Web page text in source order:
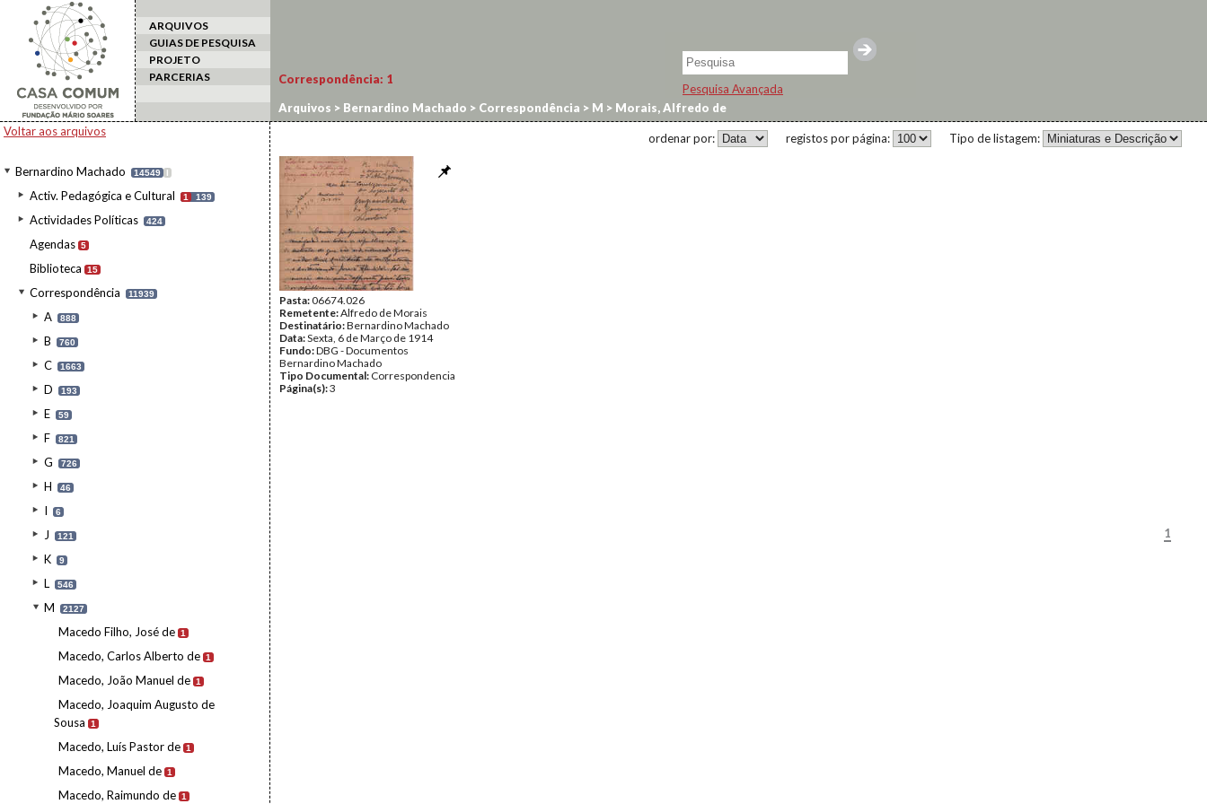
ARQUIVOS
GUIAS DE PESQUISA
PROJETO
PARCERIAS
Pesquisa Avançada
Voltar aos arquivos
Bernardino Machado 14549 I
Activ. Pedagógica e Cultural 1 139
Actividades Políticas 424
Agendas 5
Biblioteca 15
Correspondência 11939
A 888
B 760
C 1663
D 193
E 59
F 821
G 726
H 46
I 6
J 121
K 9
L 546
M 2127
Macedo Filho, José de 1
Macedo, Carlos Alberto de 1
Macedo, João Manuel de 1
Macedo, Joaquim Augusto de
Sousa
1
Macedo, Luís Pastor de 1
Macedo, Manuel de 1
Macedo, Raimundo de 1
Correspondência: 1
Arquivos > Bernardino Machado > Correspondência > M > Morais, Alfredo de
Tipo de listagem:
registos por página:
ordenar por:
Pasta:06674.026
Remetente:Alfredo de Morais
Destinatário:Bernardino Machado
Data:Sexta, 6 de Março de 1914
Fundo:DBG - Documentos
Bernardino Machado
Tipo Documental: Correspondencia
Página(s):3
1